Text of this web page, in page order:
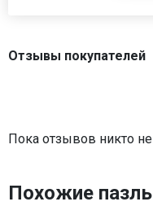
Отзывы покупателей
Пока отзывов никто
Похожие